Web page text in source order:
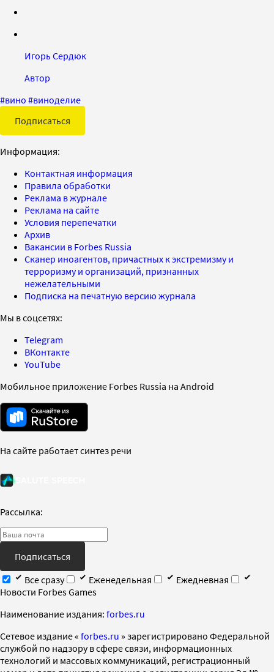
Игорь Сердюк
Автор
#вино #виноделие
Подписаться
Информация:
Контактная информация
Правила обработки
Реклама в журнале
Реклама на сайте
Условия перепечатки
Архив
Вакансии в Forbes Russia
Сканер иноагентов, причастных к экстремизму и
терроризму и организаций, признанных
нежелательными
Подписка на печатную версию журнала
Мы в соцсетях:
Telegram
ВКонтакте
YouTube
Мобильное приложение Forbes Russia на Android
На сайте работает синтез речи
Рассылка:
Подписаться
Все сразу
Еженедельная
Ежедневная
Новости Forbes Games
Наименование издания: forbes.ru
Cетевое издание « forbes.ru » зарегистрировано Федеральной
службой по надзору в сфере связи, информационных
технологий и массовых коммуникаций, регистрационный